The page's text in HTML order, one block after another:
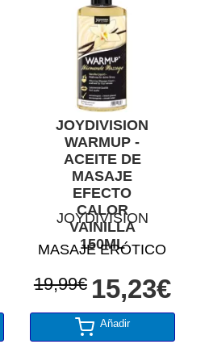
JOYDIVISION
WARMUP -
ACEITE DE
MASAJE
EFECTO
CALOR
VAINILLA
150ML
JOYDIVISION
MASAJE ERÓTICO
19,99€ 15,23€
Añadir